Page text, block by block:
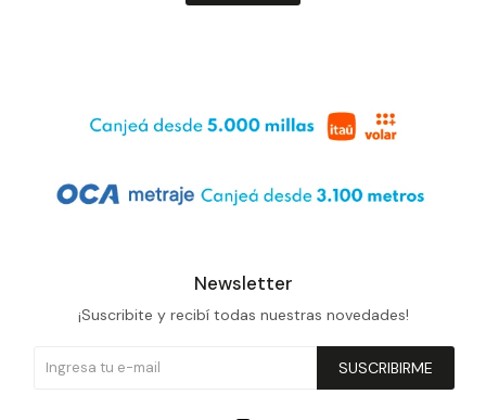
Newsletter
¡Suscribite y recibí todas nuestras novedades!
SUSCRIBIRME